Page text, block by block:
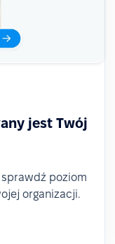
jest Twój
poziom
organizacji.